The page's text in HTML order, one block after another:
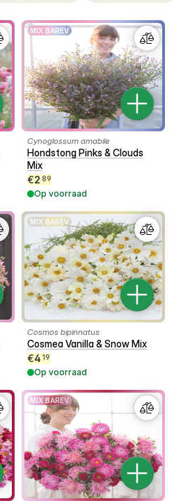
MIX BAREV
Cynoglossum amabile
Hondstong Pinks & Clouds
Mix
€2 89
Op voorraad
MIX BAREV
Cosmos bipinnatus
Cosmea Vanilla & Snow Mix
€4 19
Op voorraad
MIX BAREV